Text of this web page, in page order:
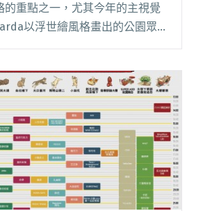
的重點之一，尤其今年的主視覺
以浮世繪風格畫出的公園眾
鬼圍閱讀全文 "不只卡司堅強
Park Carnival 還要讓你有吃又